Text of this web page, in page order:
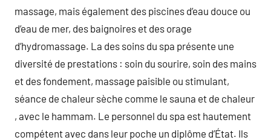
massage, mais également des piscines d’eau douce ou
d’eau de mer, des baignoires et des orage
d’hydromassage. La des soins du spa présente une
diversité de prestations : soin du sourire, soin des mains
et des fondement, massage paisible ou stimulant,
séance de chaleur sèche comme le sauna et de chaleur
, avec le hammam. Le personnel du spa est hautement
compétent avec dans leur poche un diplôme d’État. Ils